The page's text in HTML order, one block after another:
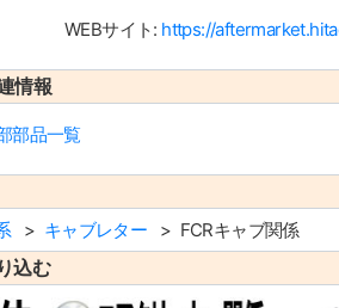
WEBサイト: https://
情報
部品一覧
キャブレター FCRキャブ関係
込む